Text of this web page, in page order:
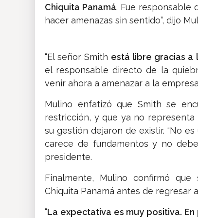
Chiquita Panamá. Fue responsable
hacer amenazas sin sentido”, dijo
“El señor Smith está libre gracias a
el responsable directo de la
venir ahora a amenazar a la
Mulino enfatizó que Smith se
restricción, y que ya no representa
su gestión dejaron de existir. “No
carece de fundamentos y no
presidente.
Finalmente, Mulino confirmó
Chiquita Panamá antes de regresar
“La expectativa es muy positiva.